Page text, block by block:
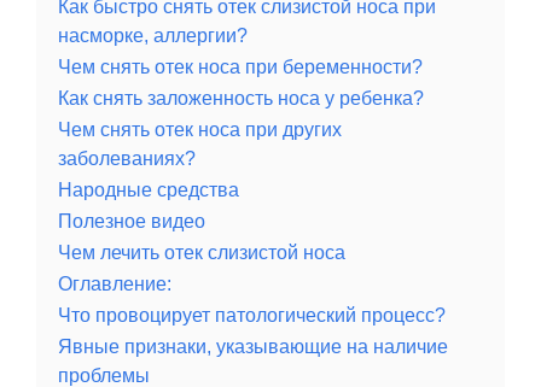
Как быстро снять отек слизистой носа при
насморке, аллергии?
Чем снять отек носа при беременности?
Как снять заложенность носа у ребенка?
Чем снять отек носа при других
заболеваниях?
Народные средства
Полезное видео
Чем лечить отек слизистой носа
Оглавление:
Что провоцирует патологический процесс?
Явные признаки, указывающие на наличие
проблемы